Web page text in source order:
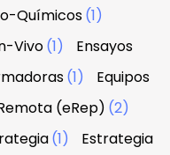
Químicos(1)
Vivo(1)
Ensayos
(1)
Equipos
(eRep) (2)
(1)
Estrategia